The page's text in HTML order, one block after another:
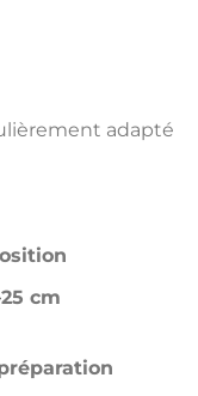
adapté
cm